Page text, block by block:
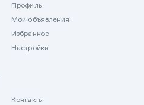
Профиль
Мои объявления
Избранное
Настройки
Контакты